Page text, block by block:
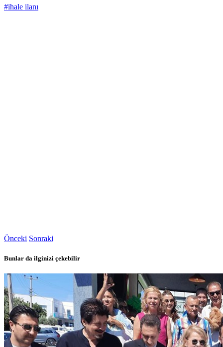
#ihale ilanı
Önceki Sonraki
Bunlar da ilginizi çekebilir